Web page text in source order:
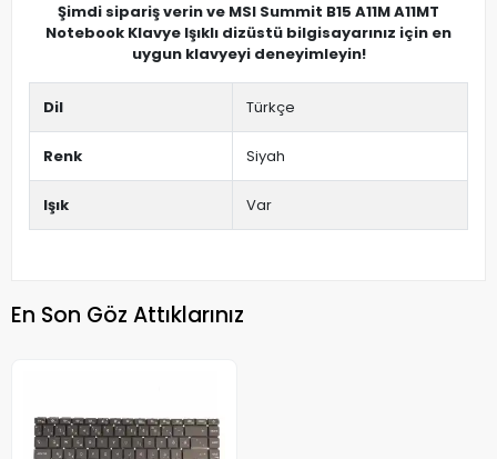
Şimdi sipariş verin ve MSI Summit B15 A11M A11MT
Notebook Klavye Işıklı dizüstü bilgisayarınız için en
uygun klavyeyi deneyimleyin!
Dil Türkçe
Renk Siyah
Işık Var
En Son Göz Attıklarınız